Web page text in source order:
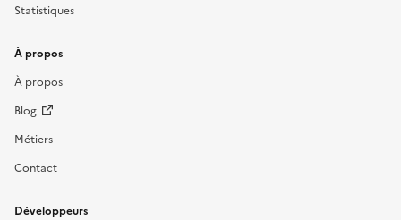
Statistiques
À propos
À propos
Blog
Métiers
Contact
Développeurs